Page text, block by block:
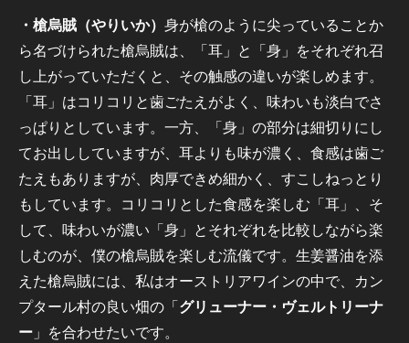
・槍烏賊（やりいか） 身が槍のように尖っていることか
ら名づけられた槍烏賊は、「耳」と「身」をそれぞれ召
し上がっていただくと、その触感の違いが楽しめます。
「耳」はコリコリと歯ごたえがよく、味わいも淡白でさ
っぱりとしています。一方、「身」の部分は細切りにし
てお出ししていますが、耳よりも味が濃く、食感は歯ご
たえもありますが、肉厚できめ細かく、すこしねっとり
もしています。コリコリとした食感を楽しむ「耳」、そ
して、味わいが濃い「身」とそれぞれを比較しながら楽
しむのが、僕の槍烏賊を楽しむ流儀です。生姜醤油を添
えた槍烏賊には、私はオーストリアワインの中で、カン
プタール村の良い畑の「グリューナー・ヴェルトリーナ
ー 」を合わせたいです。